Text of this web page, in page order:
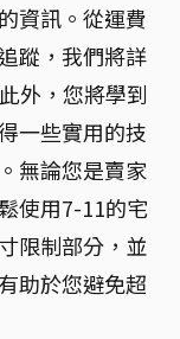
資訊。從運費
蹤，我們將詳
外，您將學到
一些實用的技
無論您是賣家
使用7-11的宅
限制部分，並
助於您避免超